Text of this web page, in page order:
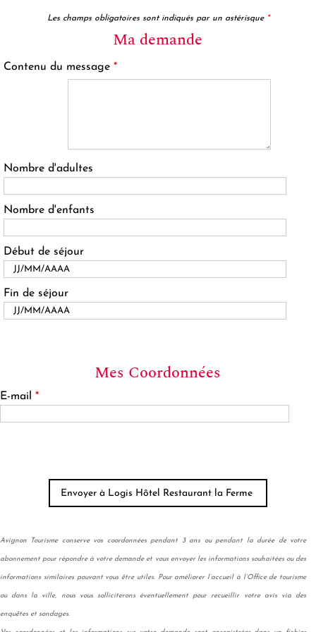
Les champs obligatoires sont indiqués par un astérisque *
Ma demande
Contenu du message *
Nombre d'adultes
Nombre d'enfants
Début de séjour
Fin de séjour
Mes Coordonnées
E-mail *
Avignon Tourisme conserve vos coordonnées pendant 3 ans ou pendant la durée de votre
abonnement pour répondre à votre demande et vous envoyer les informations souhaitées ou des
informations similaires pouvant vous être utiles. Pour améliorer l’accueil à l’Office de tourisme
ou dans la ville, nous vous solliciterons éventuellement pour recueillir votre avis via des
enquêtes et sondages.